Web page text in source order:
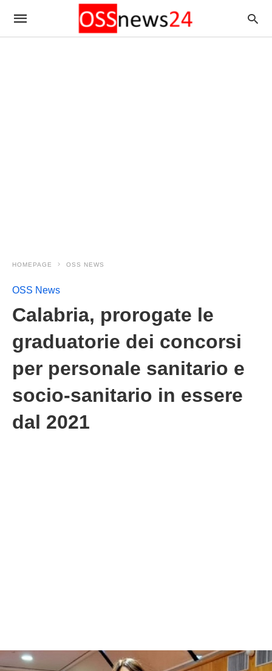
HOMEPAGE OSS NEWS
OSS News
Calabria, prorogate le
graduatorie dei concorsi
per personale sanitario e
socio-sanitario in essere
dal 2021